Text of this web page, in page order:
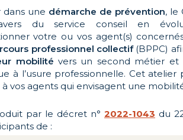
une démarche de prévention, le
du service conseil en
votre ou vos agent(s)
professionnel collectif(BPPC)
mobilité vers un second métier et
à l’usure professionnelle. Cet atelier
vos agents qui envisagent une
par le décret n° 2022-1043 du
de :